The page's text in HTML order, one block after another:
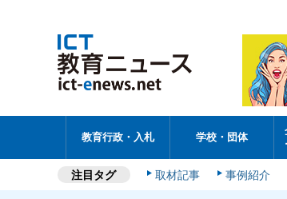
教育行政・入札 学校・団体
注目タグ 取材記事 事例紹介